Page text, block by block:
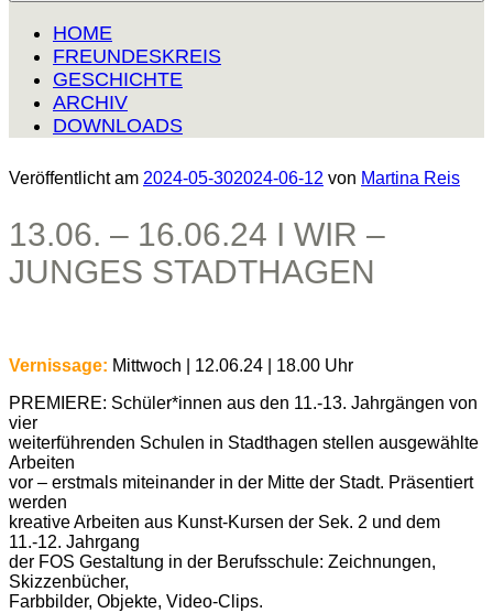
HOME
FREUNDESKREIS
GESCHICHTE
ARCHIV
DOWNLOADS
Veröffentlicht am 2024-05-302024-06-12 von Martina Reis
13.06. – 16.06.24 I WIR –
JUNGES STADTHAGEN
Vernissage: Mittwoch | 12.06.24 | 18.00 Uhr
PREMIERE: Schüler*innen aus den 11.-13. Jahrgängen von
vier
weiterführenden Schulen in Stadthagen stellen ausgewählte
Arbeiten
vor – erstmals miteinander in der Mitte der Stadt. Präsentiert
werden
kreative Arbeiten aus Kunst-Kursen der Sek. 2 und dem
11.-12. Jahrgang
der FOS Gestaltung in der Berufsschule: Zeichnungen,
Skizzenbücher,
Farbbilder, Objekte, Video-Clips.